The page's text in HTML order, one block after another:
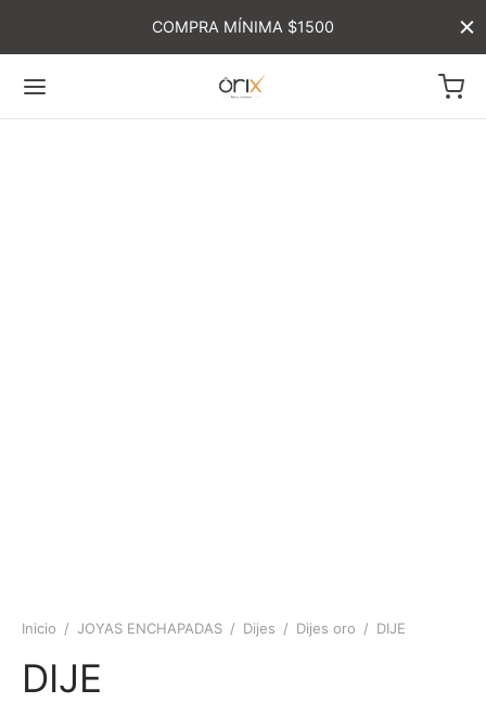
COMPRA MÍNIMA $1500
Inicio / JOYAS ENCHAPADAS / Dijes / Dijes oro / DIJE
DIJE